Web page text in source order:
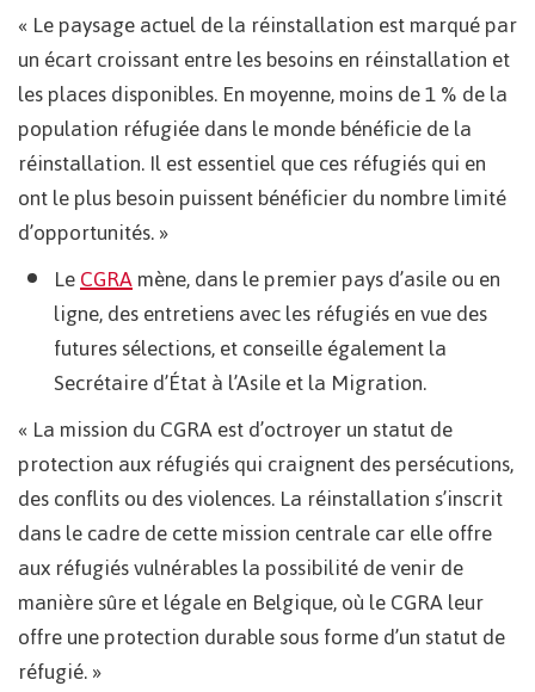
« Le paysage actuel de la réinstallation est marqué par
un écart croissant entre les besoins en réinstallation et
les places disponibles. En moyenne, moins de 1 % de la
population réfugiée dans le monde bénéficie de la
réinstallation. Il est essentiel que ces réfugiés qui en
ont le plus besoin puissent bénéficier du nombre limité
d’opportunités. »
LeCGRAmène, dans le premier pays d’asile ou en
ligne, des entretiens avec les réfugiés en vue des
futures sélections, et conseille également la
Secrétaire d’État à l’Asile et la Migration.
« La mission du CGRA est d’octroyer un statut de
protection aux réfugiés qui craignent des persécutions,
des conflits ou des violences. La réinstallation s’inscrit
dans le cadre de cette mission centrale car elle offre
aux réfugiés vulnérables la possibilité de venir de
manière sûre et légale en Belgique, où le CGRA leur
offre une protection durable sous forme d’un statut de
réfugié. »